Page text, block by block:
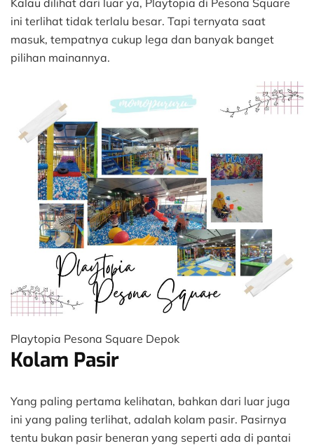
Kalau dilihat dari luar ya, Playtopia di Pesona Square
ini terlihat tidak terlalu besar. Tapi ternyata saat
masuk, tempatnya cukup lega dan banyak banget
pilihan mainannya.
Playtopia Pesona Square Depok
Kolam Pasir
Yang paling pertama kelihatan, bahkan dari luar juga
ini yang paling terlihat, adalah kolam pasir. Pasirnya
tentu bukan pasir beneran yang seperti ada di pantai